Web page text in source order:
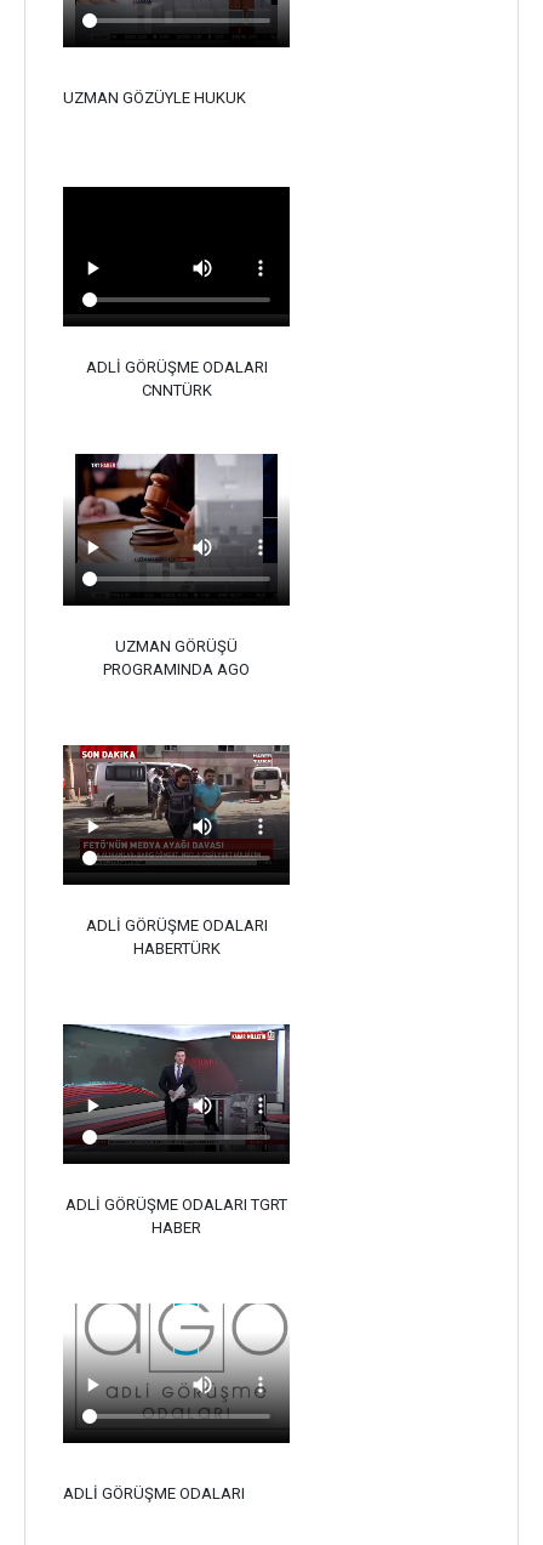
UZMAN GÖZÜYLE HUKUK
ADLİ GÖRÜŞME ODALARI
CNNTÜRK
UZMAN GÖRÜŞÜ
PROGRAMINDA AGO
ADLİ GÖRÜŞME ODALARI
HABERTÜRK
ADLİ GÖRÜŞME ODALARI TGRT
HABER
ADLİ GÖRÜŞME ODALARI